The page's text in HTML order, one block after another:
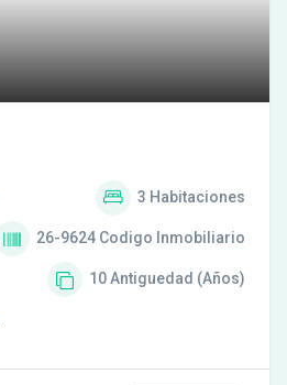
3 Habitaciones
26-9624 Codigo Inmobiliario
10Antiguedad (Años)